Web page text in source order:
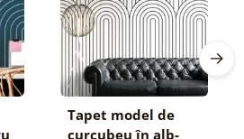
Tapet model de
curcubeu în alb-